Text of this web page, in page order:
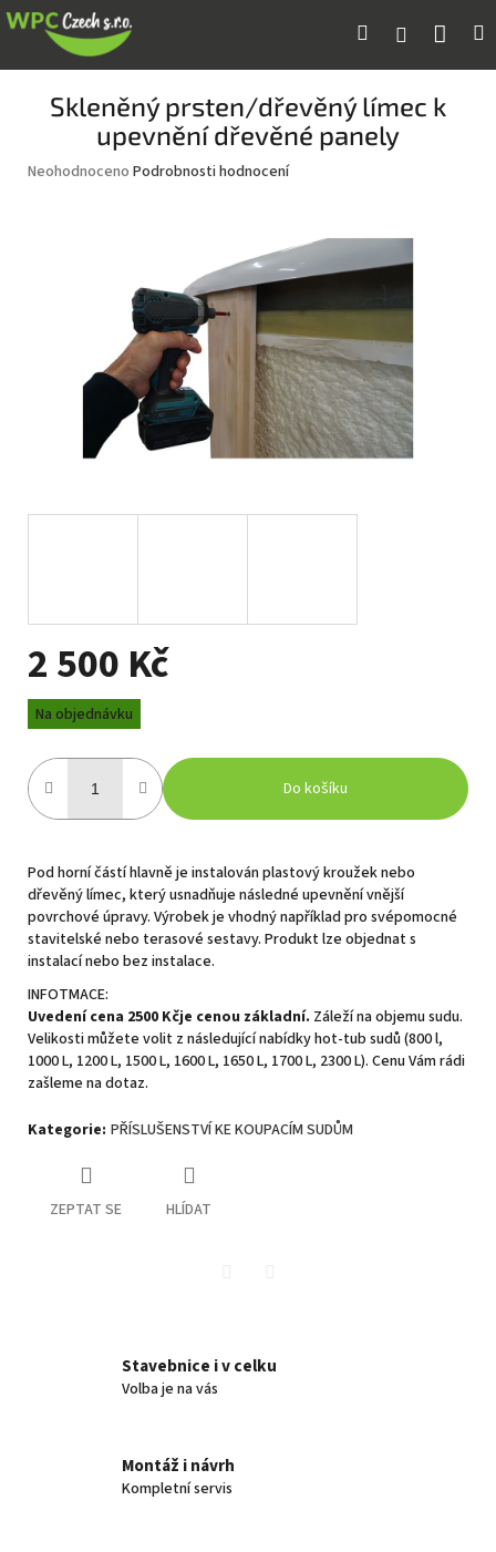
Přejít
na
Hledat Přihlášení
Skleněný prsten/dřevěný límec k
upevnění dřevěné panely
Průměrné
Neohodnoceno Podrobnosti hodnocení
2 500 Kč
Měrná
cena:
Na objednávku
Do košíku
Pod horní částí hlavně je instalován plastový kroužek nebo
dřevěný límec, který usnadňuje následné upevnění vnější
povrchové úpravy. Výrobek je vhodný například pro svépomocné
stavitelské nebo terasové sestavy. Produkt lze objednat s
instalací nebo bez instalace.
INFOTMACE:
Uvedení cena 2500 Kčje cenou základní. Záleží na objemu sudu.
Velikosti můžete volit z následující nabídky hot-tub sudů (800 l,
1000 L, 1200 L, 1500 L, 1600 L, 1650 L, 1700 L, 2300 L). Cenu Vám rádi
zašleme na dotaz.
Kategorie: PŘÍSLUŠENSTVÍ KE KOUPACÍM SUDŮM
ZEPTAT SE HLÍDAT
Stavebnice i v celku
Volba je na vás
Montáž i návrh
Kompletní servis